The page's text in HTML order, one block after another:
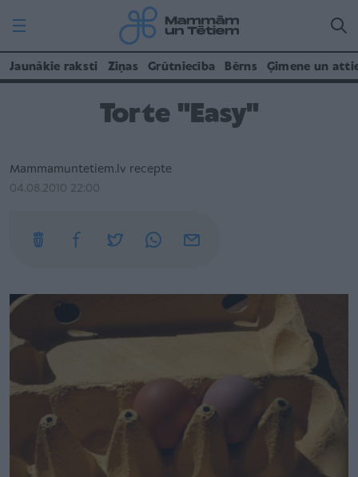
Jaunākie raksti Ziņas Grūtniecība Bērns Ģimene un
Torte "Easy"
Mammamuntetiem.lv recepte
04.08.2010 22:00